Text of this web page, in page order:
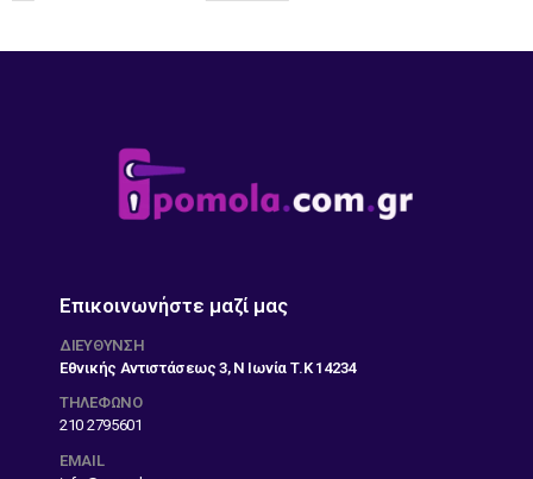
Επικοινωνήστε μαζί μας
ΔΙΕΎΘΥΝΣΗ
Εθνικής Αντιστάσεως 3, Ν Ιωνία Τ.Κ 14234
ΤΗΛΕΦΩΝΟ
210 2795601
EMAIL